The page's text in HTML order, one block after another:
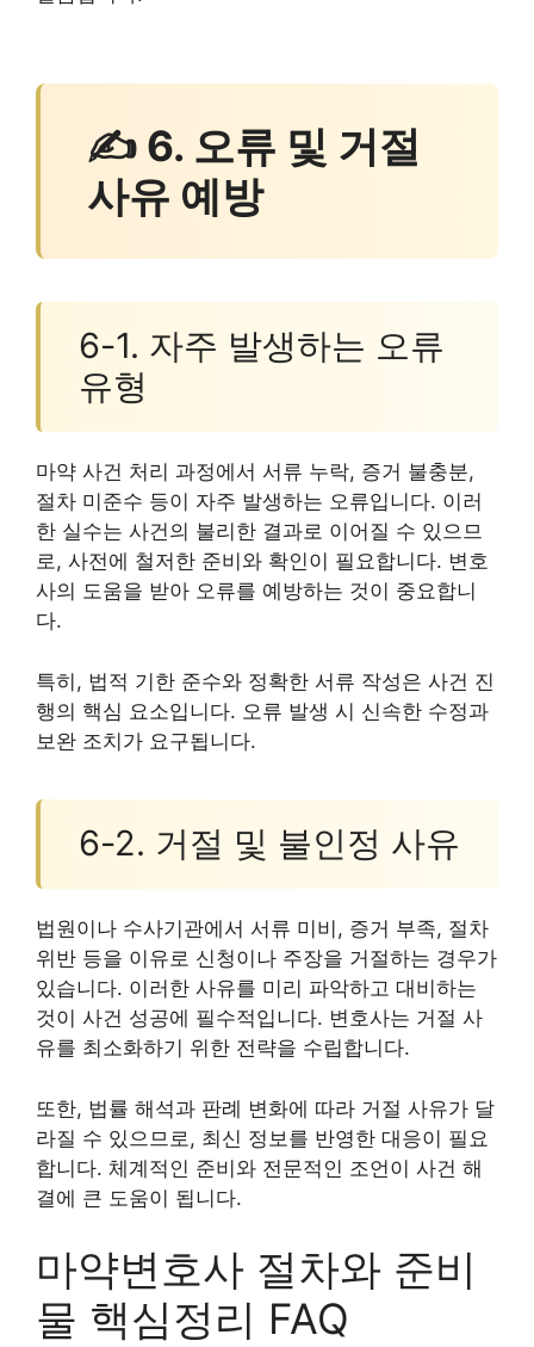
✍ 6. 오류 및 거절
사유 예방
6-1. 자주 발생하는 오류
유형
마약 사건 처리 과정에서 서류 누락, 증거 불충분,
절차 미준수 등이 자주 발생하는 오류입니다. 이러
한 실수는 사건의 불리한 결과로 이어질 수 있으므
로, 사전에 철저한 준비와 확인이 필요합니다. 변호
사의 도움을 받아 오류를 예방하는 것이 중요합니
다.
특히, 법적 기한 준수와 정확한 서류 작성은 사건 진
행의 핵심 요소입니다. 오류 발생 시 신속한 수정과
보완 조치가 요구됩니다.
6-2. 거절 및 불인정 사유
법원이나 수사기관에서 서류 미비, 증거 부족, 절차
위반 등을 이유로 신청이나 주장을 거절하는 경우가
있습니다. 이러한 사유를 미리 파악하고 대비하는
것이 사건 성공에 필수적입니다. 변호사는 거절 사
유를 최소화하기 위한 전략을 수립합니다.
또한, 법률 해석과 판례 변화에 따라 거절 사유가 달
라질 수 있으므로, 최신 정보를 반영한 대응이 필요
합니다. 체계적인 준비와 전문적인 조언이 사건 해
결에 큰 도움이 됩니다.
마약변호사 절차와 준비
물 핵심정리 FAQ